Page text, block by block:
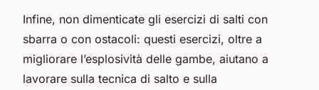
Infine, non dimenticate gli esercizi di salti con
sbarra o con ostacoli: questi esercizi, oltre a
migliorare l’esplosività delle gambe, aiutano a
lavorare sulla tecnica di salto e sulla